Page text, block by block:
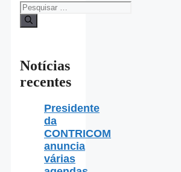
Pesquisar
por:
Notícias
recentes
Presidente
da
CONTRICOM
anuncia
várias